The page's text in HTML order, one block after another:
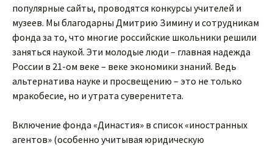
популярные сайты, проводятся конкурсы учителей и
музеев. Мы благодарны Дмитрию Зимину и сотрудникам
фонда за то, что многие российские школьники решили
заняться наукой. Эти молодые люди – главная надежда
России в 21-ом веке – веке экономики знаний. Ведь
альтернатива науке и просвещению – это не только
мракобесие, но и утрата суверенитета.
Включение фонда «Династия» в список «иностранных
агентов» (особенно учитывая юридическую